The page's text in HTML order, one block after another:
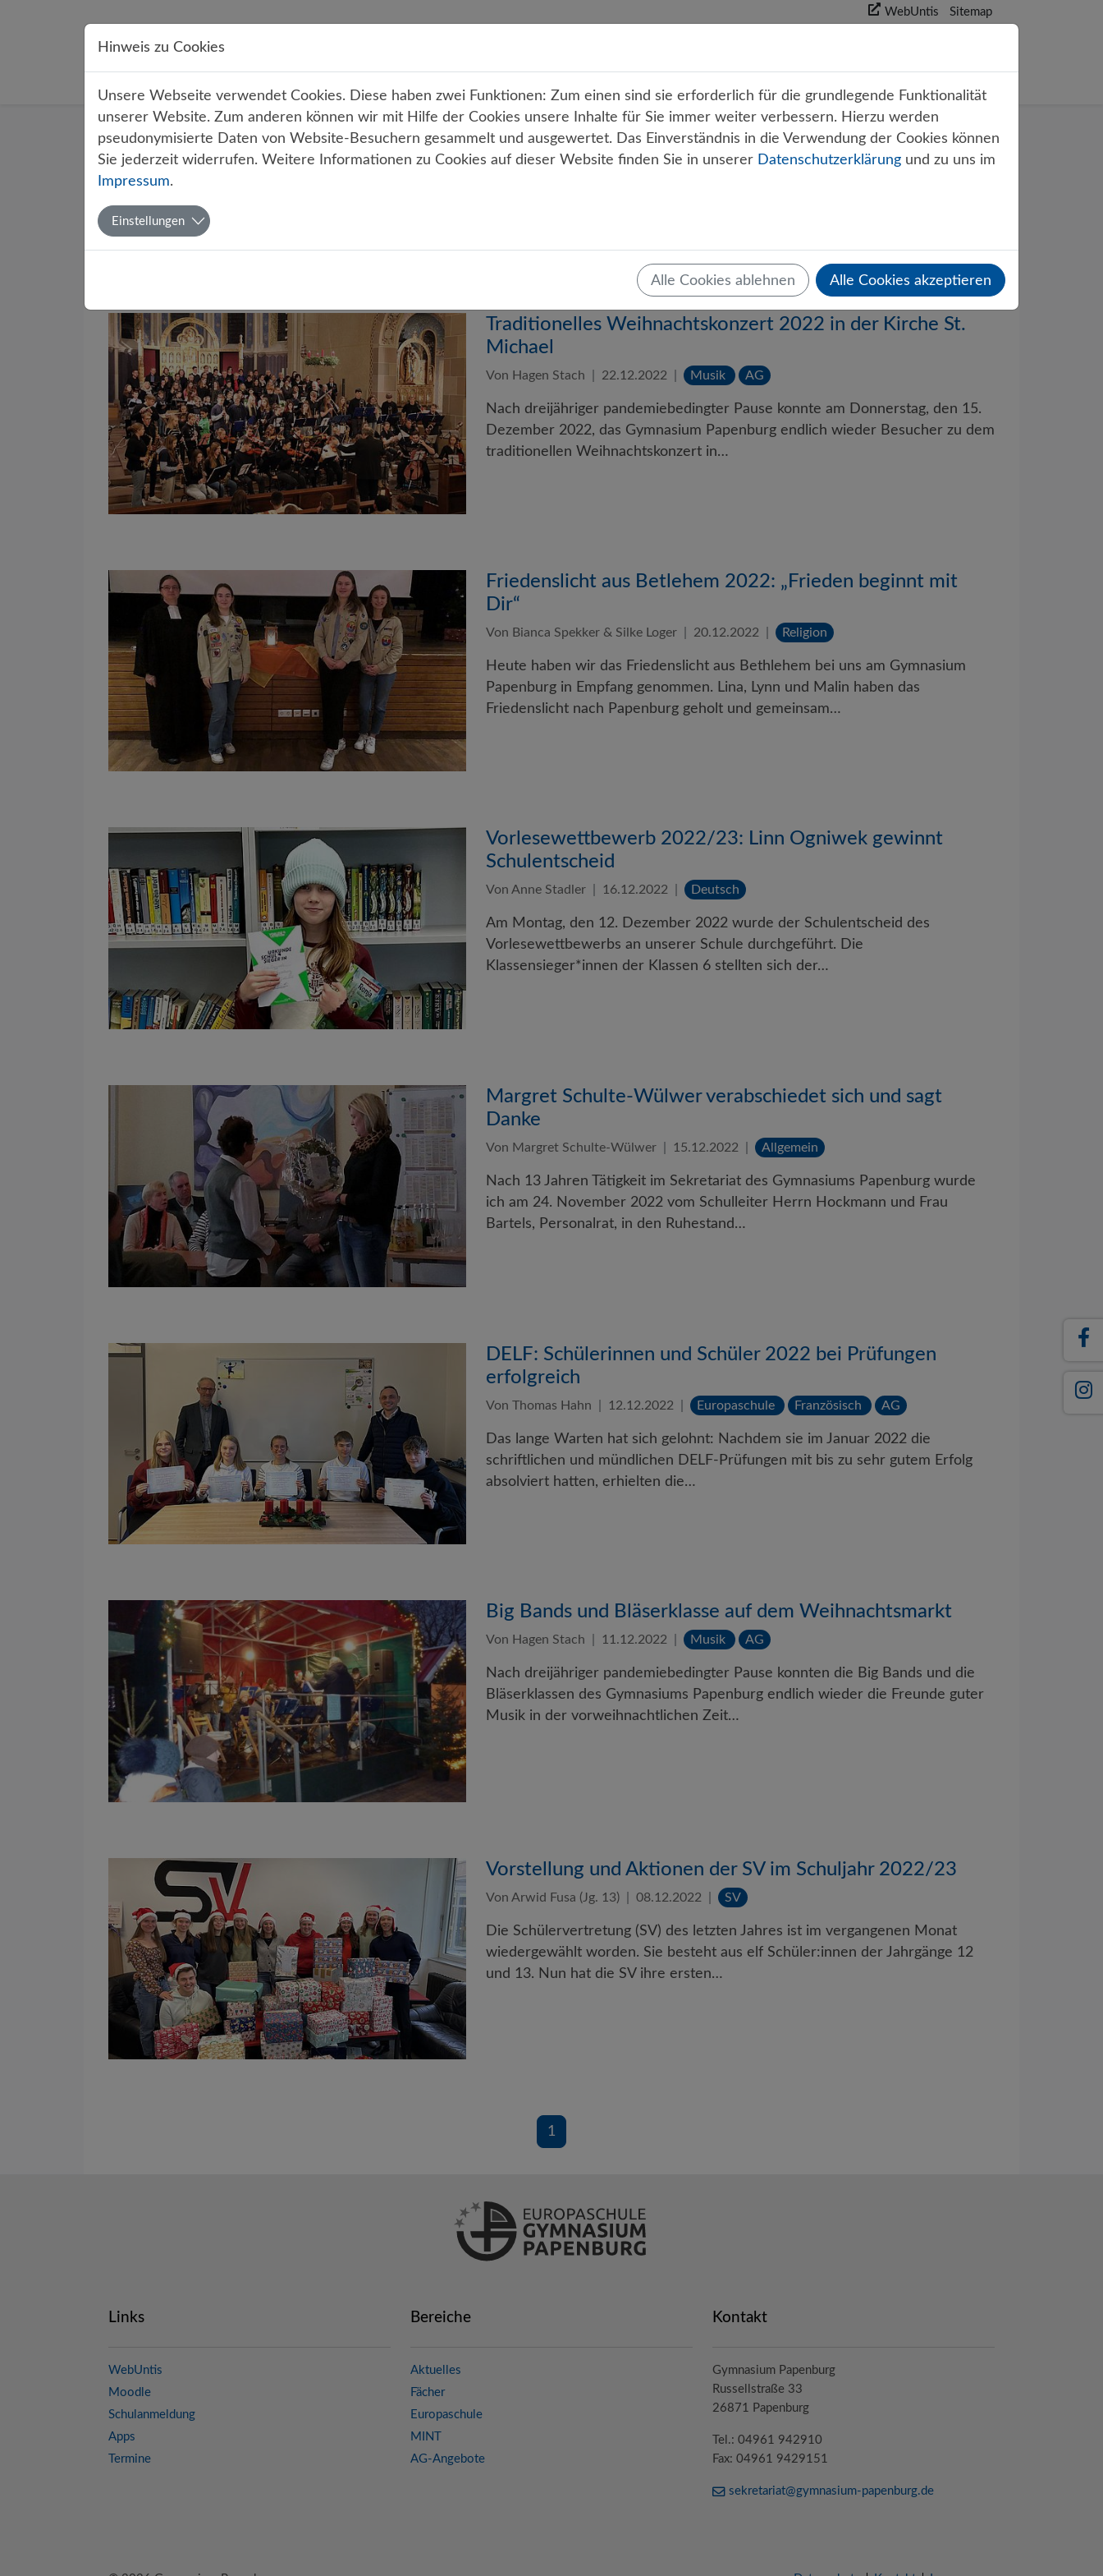
WebUntis Sitemap
Startseite
Über uns Aktuelles
Filter
Monate
Traditionelles Weihnachtskonzert 2022 in der Kirche St.
Michael
Von Hagen Stach 22.12.2022 Musik AG
Nach dreijähriger pandemiebedingter Pause konnte am Donnerstag, den 15.
Dezember 2022, das Gymnasium Papenburg endlich wieder Besucher zu dem
traditionellen Weihnachtskonzert in…
Friedenslicht aus Betlehem 2022: „Frieden beginnt mit
Dir“
Von Bianca Spekker & Silke Loger 20.12.2022 Religion
Heute haben wir das Friedenslicht aus Bethlehem bei uns am Gymnasium
Papenburg in Empfang genommen. Lina, Lynn und Malin haben das
Friedenslicht nach Papenburg geholt und gemeinsam…
Vorlesewettbewerb 2022/23: Linn Ogniwek gewinnt
Schulentscheid
Von Anne Stadler 16.12.2022 Deutsch
Am Montag, den 12. Dezember 2022 wurde der Schulentscheid des
Vorlesewettbewerbs an unserer Schule durchgeführt. Die
Klassensieger*innen der Klassen 6 stellten sich der…
Margret Schulte-Wülwer verabschiedet sich und sagt
Danke
Von Margret Schulte-Wülwer 15.12.2022 Allgemein
Nach 13 Jahren Tätigkeit im Sekretariat des Gymnasiums Papenburg wurde
ich am 24. November 2022 vom Schulleiter Herrn Hockmann und Frau
Bartels, Personalrat, in den Ruhestand…
DELF: Schülerinnen und Schüler 2022 bei Prüfungen
erfolgreich
Von Thomas Hahn 12.12.2022 Europaschule Französisch AG
Das lange Warten hat sich gelohnt: Nachdem sie im Januar 2022 die
schriftlichen und mündlichen DELF-Prüfungen mit bis zu sehr gutem Erfolg
absolviert hatten, erhielten die…
Big Bands und Bläserklasse auf dem Weihnachtsmarkt
Von Hagen Stach 11.12.2022 Musik AG
Nach dreijähriger pandemiebedingter Pause konnten die Big Bands und die
Bläserklassen des Gymnasiums Papenburg endlich wieder die Freunde guter
Musik in der vorweihnachtlichen Zeit…
Vorstellung und Aktionen der SV im Schuljahr 2022/23
Von Arwid Fusa (Jg. 13) 08.12.2022 SV
Die Schülervertretung (SV) des letzten Jahres ist im vergangenen Monat
wiedergewählt worden. Sie besteht aus elf Schüler:innen der Jahrgänge 12
und 13. Nun hat die SV ihre ersten…
1
Links
WebUntis
Moodle
Schulanmeldung
Apps
Termine
Bereiche
Aktuelles
Fächer
Europaschule
MINT
AG-Angebote
Kontakt
Gymnasium Papenburg
Russellstraße 33
26871 Papenburg
Tel.: 04961 942910
Fax: 04961 9429151
sekretariat@gymnasium-papenburg.de
Hinweis zu Cookies
Unsere Webseite verwendet Cookies. Diese haben zwei Funktionen: Zum einen sind sie erforderlich für die grundlegende Funktionalität
unserer Website. Zum anderen können wir mit Hilfe der Cookies unsere Inhalte für Sie immer weiter verbessern. Hierzu werden
pseudonymisierte Daten von Website-Besuchern gesammelt und ausgewertet. Das Einverständnis in die Verwendung der Cookies können
Sie jederzeit widerrufen. Weitere Informationen zu Cookies auf dieser Website finden Sie in unserer Datenschutzerklärung und zu uns im
Impressum.
Einstellungen
Alle Cookies ablehnen Alle Cookies akzeptieren